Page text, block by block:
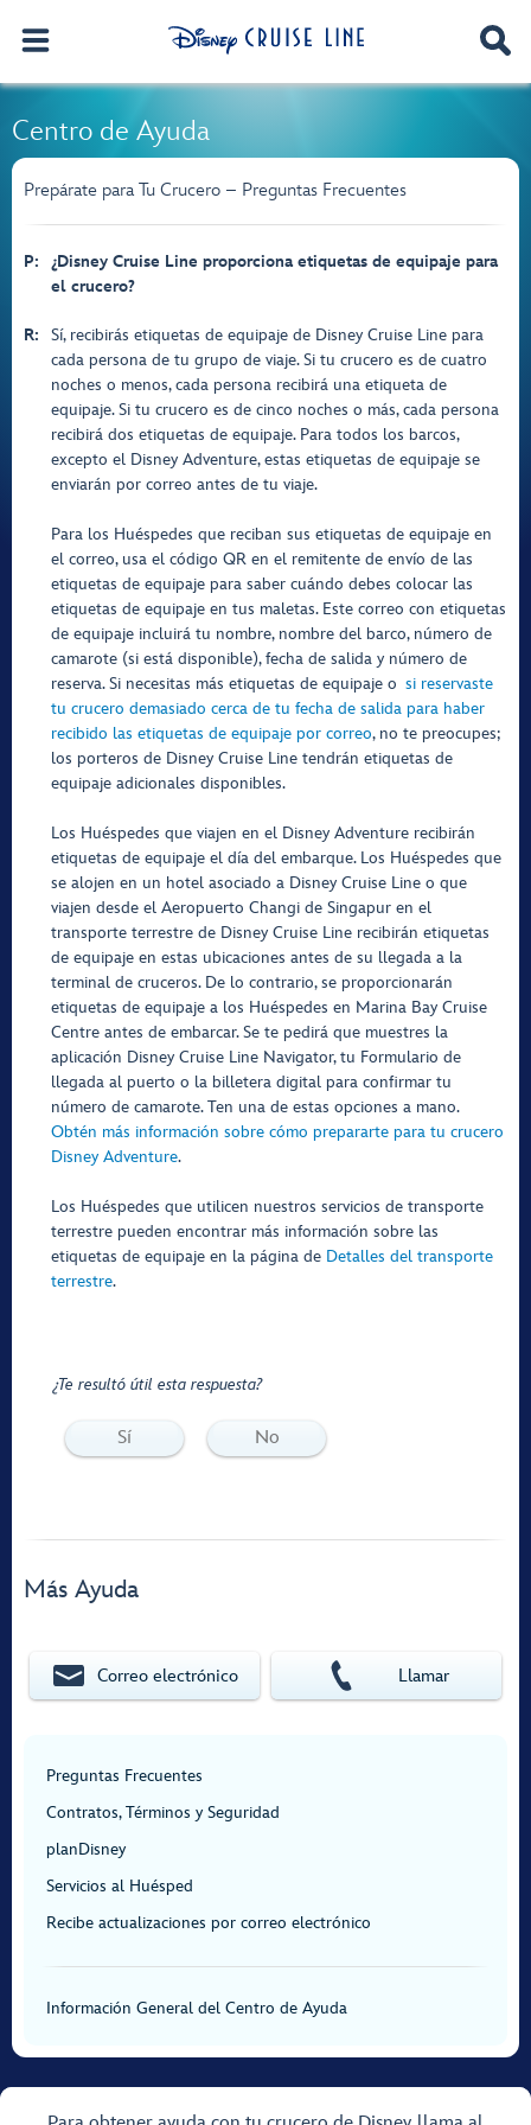
Centro de Ayuda
Prepárate para Tu Crucero – Preguntas Frecuentes
P:
¿Disney Cruise Line proporciona etiquetas de equipaje para
el crucero?
R:
Sí, recibirás etiquetas de equipaje de Disney Cruise Line para
cada persona de tu grupo de viaje. Si tu crucero es de cuatro
noches o menos, cada persona recibirá una etiqueta de
equipaje. Si tu crucero es de cinco noches o más, cada persona
recibirá dos etiquetas de equipaje. Para todos los barcos,
excepto el Disney Adventure, estas etiquetas de equipaje se
enviarán por correo antes de tu viaje.
Para los Huéspedes que reciban sus etiquetas de equipaje en
el correo, usa el código QR en el remitente de envío de las
etiquetas de equipaje para saber cuándo debes colocar las
etiquetas de equipaje en tus maletas. Este correo con etiquetas
de equipaje incluirá tu nombre, nombre del barco, número de
camarote (si está disponible), fecha de salida y número de
reserva. Si necesitas más etiquetas de equipaje o si reservaste
tu crucero demasiado cerca de tu fecha de salida para haber
recibido las etiquetas de equipaje por correo, no te preocupes;
los porteros de Disney Cruise Line tendrán etiquetas de
equipaje adicionales disponibles.
Los Huéspedes que viajen en el Disney Adventure recibirán
etiquetas de equipaje el día del embarque. Los Huéspedes que
se alojen en un hotel asociado a Disney Cruise Line o que
viajen desde el Aeropuerto Changi de Singapur en el
transporte terrestre de Disney Cruise Line recibirán etiquetas
de equipaje en estas ubicaciones antes de su llegada a la
terminal de cruceros. De lo contrario, se proporcionarán
etiquetas de equipaje a los Huéspedes en Marina Bay Cruise
Centre antes de embarcar. Se te pedirá que muestres la
aplicación Disney Cruise Line Navigator, tu Formulario de
llegada al puerto o la billetera digital para confirmar tu
número de camarote. Ten una de estas opciones a mano.
Obtén más información sobre cómo prepararte para tu crucero
Disney Adventure.
Los Huéspedes que utilicen nuestros servicios de transporte
terrestre pueden encontrar más información sobre las
etiquetas de equipaje en la página de Detalles del transporte
terrestre.
¿Te resultó útil esta respuesta?
Sí No
Más Ayuda
Correo electrónico Llamar
Preguntas Frecuentes
Contratos, Términos y Seguridad
planDisney
Servicios al Huésped
Recibe actualizaciones por correo electrónico
Información General del Centro de Ayuda